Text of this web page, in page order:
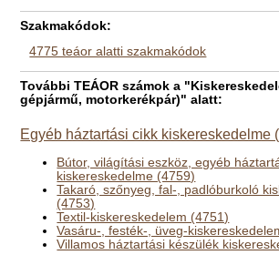
Szakmakódok:
4775 teáor alatti szakmakódok
További TEÁOR számok a
gépjármű, motorkerékpár)" alatt:
Egyéb háztartási cikk kiskereskedelme
Bútor, világítási eszköz, egyéb
kiskereskedelme (4759)
Takaró, szőnyeg, fal-, padlóburkoló
(4753)
Textil-kiskereskedelem (4751)
Vasáru-, festék-, üveg-
Villamos háztartási készülék